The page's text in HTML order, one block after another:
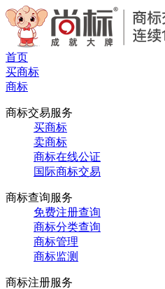
首页
买商标
商标
商标交易服务
买商标
卖商标
商标在线公证
国际商标交易
商标查询服务
免费注册查询
商标分类查询
商标管理
商标监测
商标注册服务